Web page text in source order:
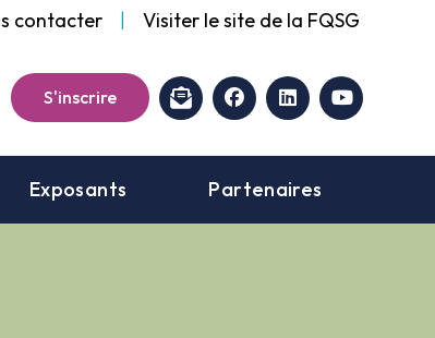
contacter | Visiter le site de la FQSG
S'inscrire facebooklinkedinyoutube
Exposants Partenaires